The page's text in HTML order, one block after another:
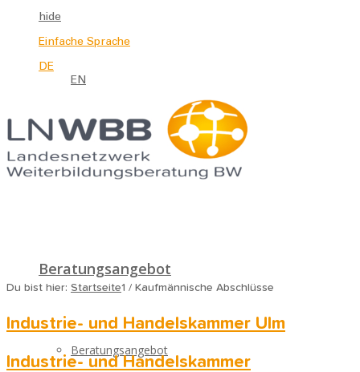
hide
Einfache Sprache
DE
EN
Beratungsangebot
Beratungsangebot
Du bist hier: Startseite1 / Kaufmännische Abschlüsse
Industrie- und Handelskammer Ulm
Industrie- und Handelskammer